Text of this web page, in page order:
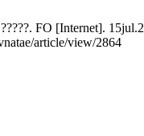
FO [Internet].
article/view/2864